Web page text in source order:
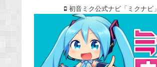
初音ミク公式ナビ「ミクナビ」